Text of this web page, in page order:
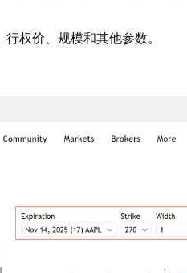
权价、规模和其他参数。